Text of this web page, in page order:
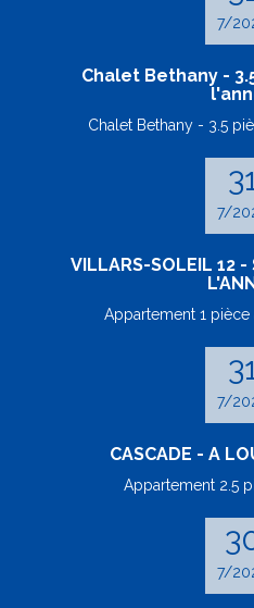
7/
Chalet Bethany -
Chalet Bethany - 3.5
7/
VILLARS-SOLEIL 12 -
Appartement 1
7/
CASCADE - A
Appartement 2.5
7/